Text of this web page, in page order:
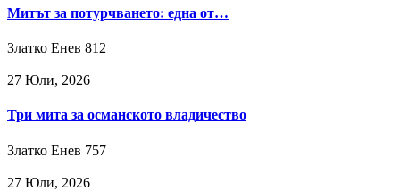
Митът за потурчването: една от…
Златко Енев 812
27 Юли, 2026
Три мита за османското владичество
Златко Енев 757
27 Юли, 2026